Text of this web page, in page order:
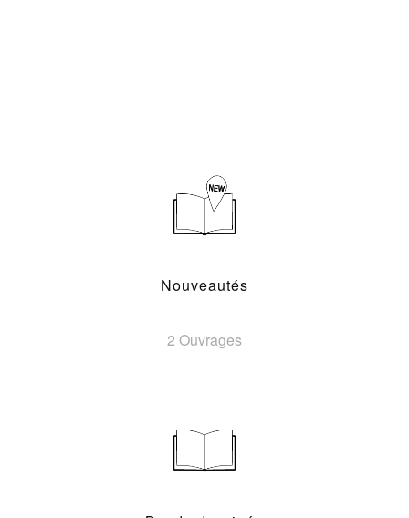
Nouveautés
2 Ouvrages